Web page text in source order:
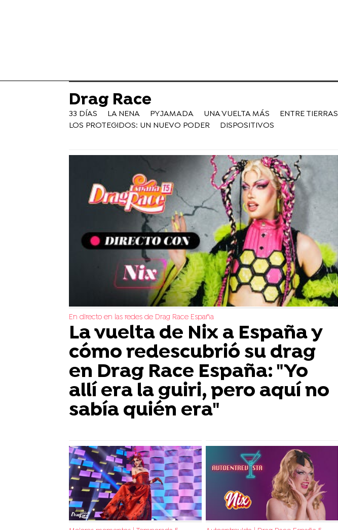
Drag Race
33 DÍAS LA NENA PYJAMADA UNA VUELTA MÁS ENTRE TIERRAS
LOS PROTEGIDOS: UN NUEVO PODER
DISPOSITIVOS
En directo en las redes de Drag Race España
La vuelta de Nix a España y
cómo redescubrió su drag
en Drag Race España: "Yo
allí era la guiri, pero aquí no
sabía quién era"